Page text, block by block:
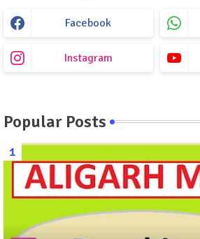
Facebook
Instagram
Popular Posts